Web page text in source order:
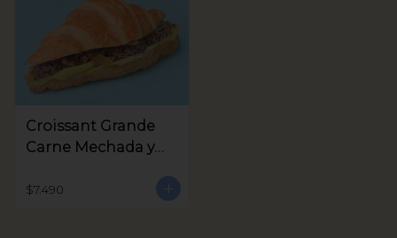
Croissant Grande
Carne Mechada y
$7.490